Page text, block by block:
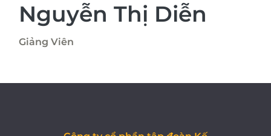
Nguyễn Thị Diễn
Giảng Viên